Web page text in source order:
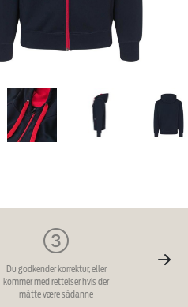
Du godkender korrektur, eller
kommer med rettelser hvis der
måtte være sådanne